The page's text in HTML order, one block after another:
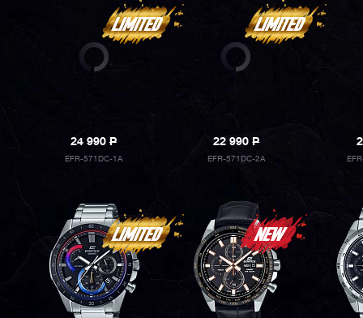
24 990P
EFR-571DC-1A
22 990P
EFR-571DC-2A